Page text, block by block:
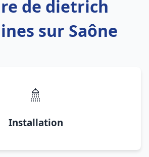
de dietrich
sur Saône
🚿
Installation